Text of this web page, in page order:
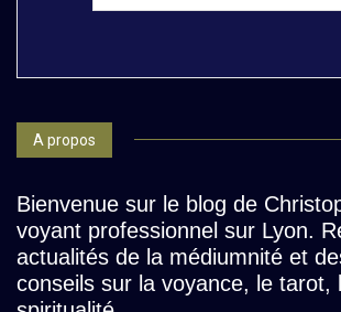
A propos
Bienvenue sur le blog de
voyant professionnel sur Lyon.
actualités de la médiumnité et
conseils sur la voyance, le tarot,